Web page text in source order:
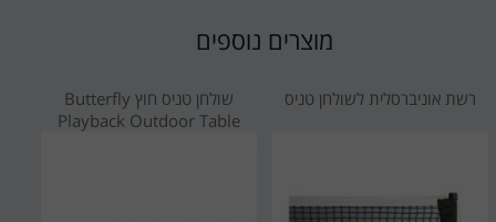
מוצרים נוספים
רשת אוניברסלית לשולחן טניס
שולחן טניס חוץ Butterfly
Playback Outdoor Table